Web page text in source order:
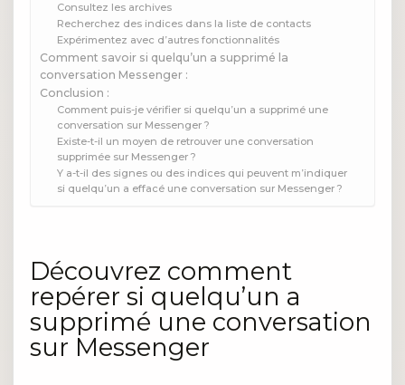
Consultez les archives
Recherchez des indices dans la liste de contacts
Expérimentez avec d’autres fonctionnalités
Comment savoir si quelqu’un a supprimé la
conversation Messenger :
Conclusion :
Comment puis-je vérifier si quelqu’un a supprimé une
conversation sur Messenger ?
Existe-t-il un moyen de retrouver une conversation
supprimée sur Messenger ?
Y a-t-il des signes ou des indices qui peuvent m’indiquer
si quelqu’un a effacé une conversation sur Messenger ?
Découvrez comment
repérer si quelqu’un a
supprimé une conversation
sur Messenger